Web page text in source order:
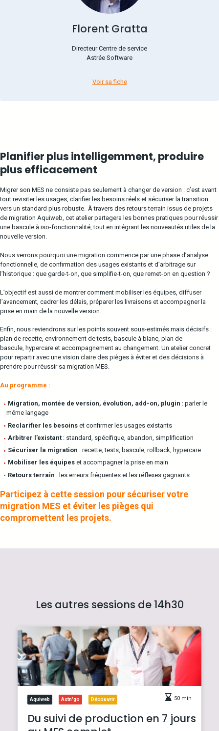
Florent Gratta
Directeur Centre de service
Astrée Software
Voir sa fiche
Planifier plus intelligemment, produire
plus efficacement
Migrer son MES ne consiste pas seulement à changer de version : c’est avant
tout revisiter les usages, clarifier les besoins réels et sécuriser la transition
vers un standard plus robuste. À travers des retours terrain issus de projets
de migration Aquiweb, cet atelier partagera les bonnes pratiques pour réussir
une bascule à iso-fonctionnalité, tout en intégrant les nouveautés utiles de la
nouvelle version.
Nous verrons pourquoi une migration commence par une phase d’analyse
fonctionnelle, de confirmation des usages existants et d’arbitrage sur
l’historique : que garde-t-on, que simplifie-t-on, que remet-on en question ?
L’objectif est aussi de montrer comment mobiliser les équipes, diffuser
l’avancement, cadrer les délais, préparer les livraisons et accompagner la
prise en main de la nouvelle version.
Enfin, nous reviendrons sur les points souvent sous-estimés mais décisifs :
plan de recette, environnement de tests, bascule à blanc, plan de
bascule, hypercare et accompagnement au changement. Un atelier concret
pour repartir avec une vision claire des pièges à éviter et des décisions à
prendre pour réussir sa migration MES.
Au programme :
Migration, montée de version, évolution, add-on, plugin : parler le
même langage
Reclarifier les besoins et confirmer les usages existants
Arbitrer l’existant : standard, spécifique, abandon, simplification
Sécuriser la migration : recette, tests, bascule, rollback, hypercare
Mobiliser les équipes et accompagner la prise en main
Retours terrain : les erreurs fréquentes et les réflexes gagnants
Participez à cette session pour sécuriser votre
migration MES et éviter les pièges qui
compromettent les projets.
Les autres sessions de 14h30
Aquiweb Astn'go Découvrir 50 min
Du suivi de production en 7 jours